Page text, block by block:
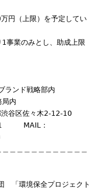
円（上限）を予定してい
みとし、助成上限
ンド戦略部内
内
々木2-12-10
：
「環境保全プロジェクト